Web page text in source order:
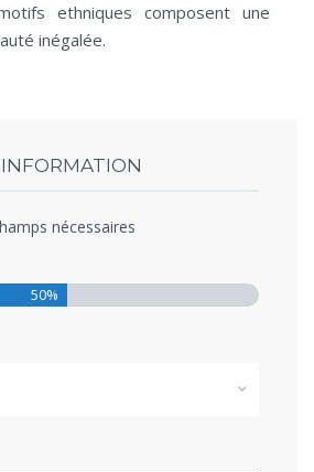
ethniques composent une
inégalée.
nécessaires
50%